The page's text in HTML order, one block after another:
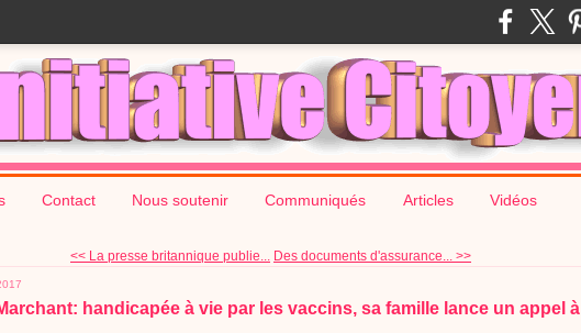
Contact Nous soutenir Communiqués Articles Vidéos
<< La presse britannique publie... Des documents d'assurance... >>
handicapée à vie par les vaccins, sa famille lance un appel à